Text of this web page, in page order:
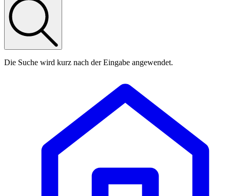
Die Suche wird kurz nach der Eingabe angewendet.